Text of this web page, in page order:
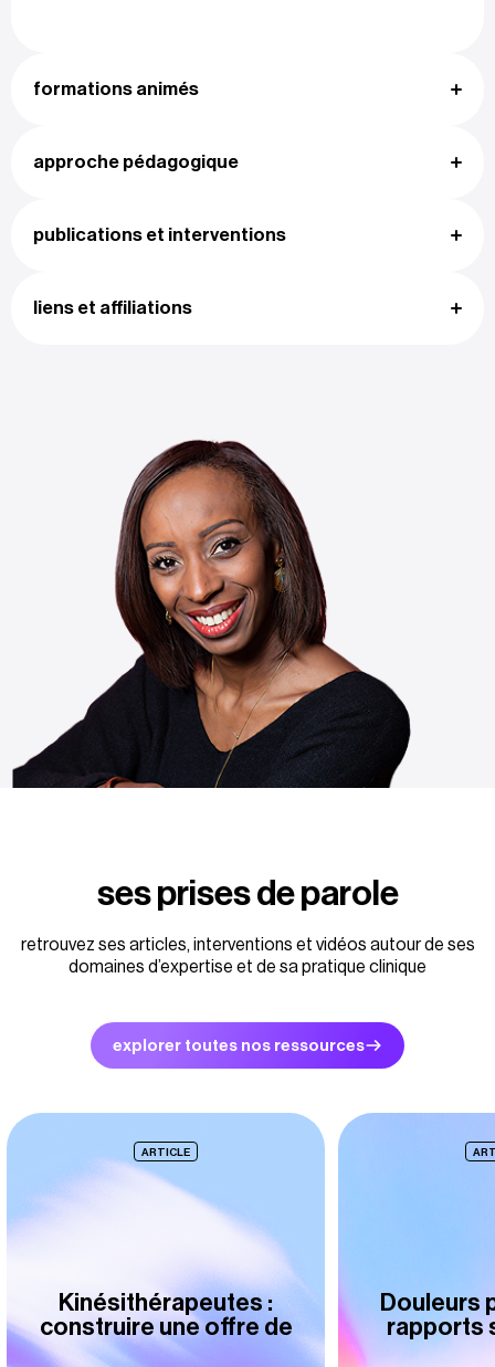
formations animés
approche pédagogique
publications et interventions
liens et affiliations
ses prises de parole
retrouvez ses articles, interventions et vidéos autour de ses
domaines d’expertise et de sa pratique clinique
ARTICLE
Kinésithérapeutes :
construire une offre de
soins hors
Douleurs
rapports
rôle
explorer toutes nos ressources